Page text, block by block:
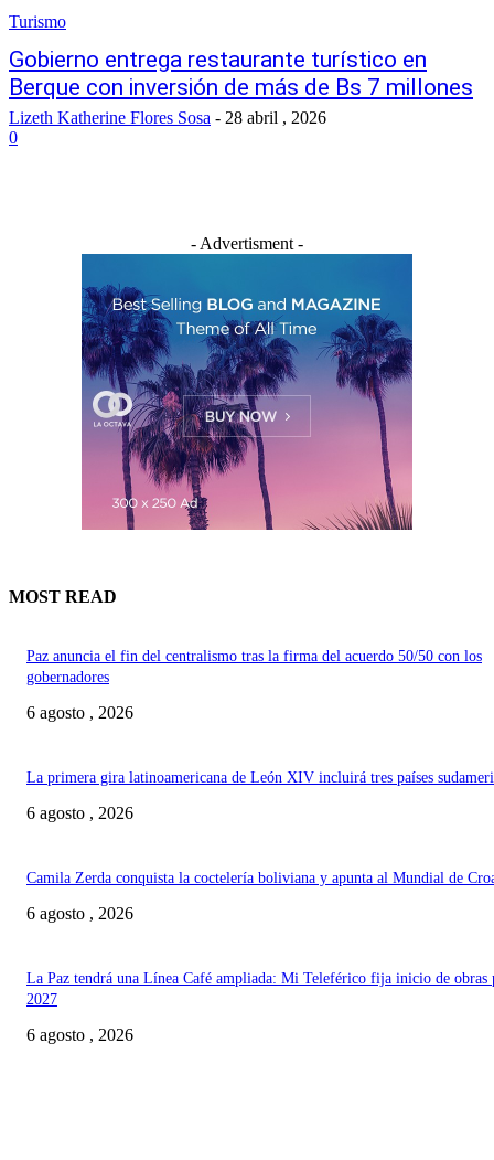
Turismo
Gobierno entrega restaurante turístico en
Berque con inversión de más de Bs 7 millones
Lizeth Katherine Flores Sosa - 28 abril , 2026
0
- Advertisment -
MOST READ
Paz anuncia el fin del centralismo tras la firma del acuerdo 50/50 con los
gobernadores
6 agosto , 2026
La primera gira latinoamericana de León XIV incluirá tres países
6 agosto , 2026
Camila Zerda conquista la coctelería boliviana y apunta al Mundial de
6 agosto , 2026
La Paz tendrá una Línea Café ampliada: Mi Teleférico fija inicio de obras
2027
6 agosto , 2026